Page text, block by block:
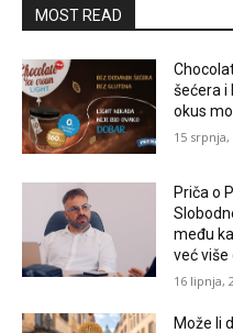
MOST READ
šećera i
okus
15 srpnja,
Priča o
među
već više
16 lipnja,
Može li